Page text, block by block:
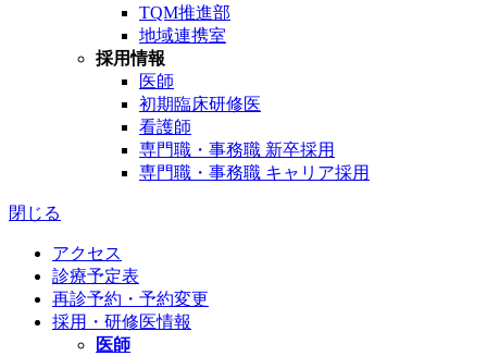
TQM推進部
地域連携室
採用情報
医師
初期臨床研修医
看護師
専門職・事務職 新卒採用
専門職・事務職 キャリア採用
閉じる
アクセス
診療予定表
再診予約・予約変更
採用・研修医情報
医師